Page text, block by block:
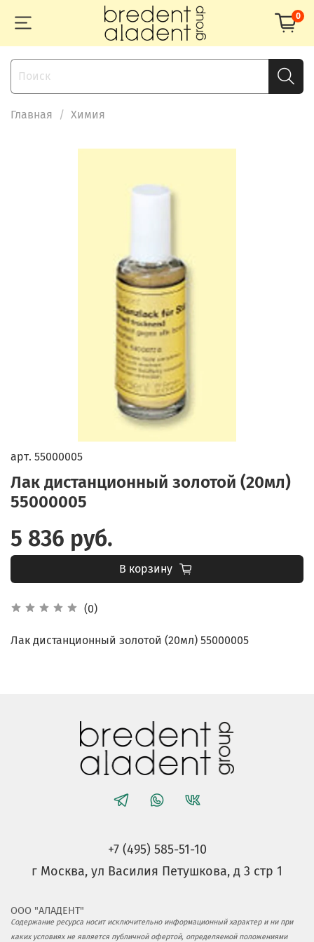
0
Главная Химия
арт. 55000005
Лак дистанционный золотой (20мл)
55000005
(0)
5 836 руб.
В корзину
Лак дистанционный золотой (20мл) 55000005
+7 (495) 585-51-10
г Москва, ул Василия Петушкова, д 3 стр 1
ООО "АЛАДЕНТ"
Содержание ресурса носит исключительно информационный характер и ни при
каких условиях не является публичной офертой, определяемой положениями